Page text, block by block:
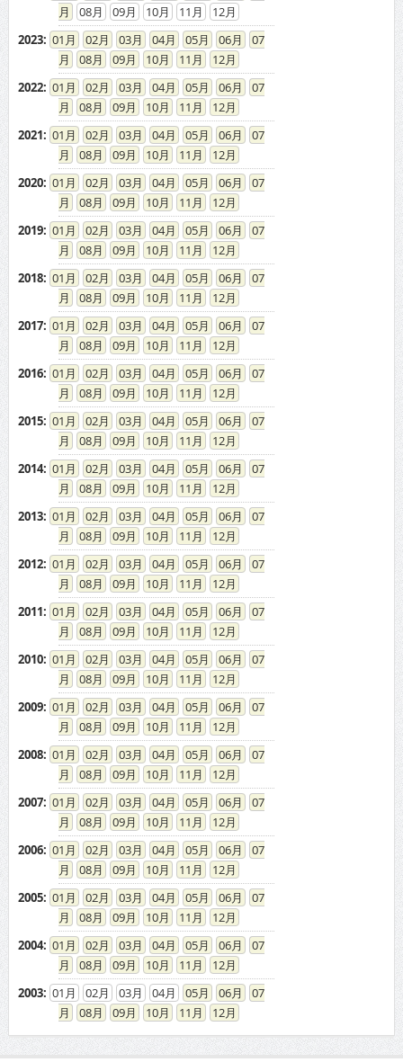
08 09 10 11
12
2023: 01 02 03 04 05 06
07
08
09 10 11
12
2022: 01 02 03 04 05 06
07
08
09 10 11
12
2021: 01 02 03 04 05 06
07
08
09 10 11
12
2020: 01 02 03 04 05 06
07
08
09 10 11
12
2019: 01 02 03 04 05 06
07
08
09 10 11
12
2018: 01 02 03 04 05 06
07
08
09 10 11
12
2017: 01 02 03 04 05 06
07
08
09 10 11
12
2016: 01 02 03 04 05 06
07
08
09 10 11
12
2015: 01 02 03 04 05 06
07
08
09 10 11
12
2014: 01 02 03 04 05 06
07
08
09 10 11
12
2013: 01 02 03 04 05 06
07
08
09 10 11
12
2012: 01 02 03 04 05 06
07
08
09 10 11
12
2011: 01 02 03 04 05 06
07
08
09 10 11
12
2010: 01 02 03 04 05 06
07
08
09 10 11
12
2009: 01 02 03 04 05 06
07
08
09 10 11
12
2008: 01 02 03 04 05 06
07
08
09 10 11
12
2007: 01 02 03 04 05 06
07
08
09 10 11
12
2006: 01 02 03 04 05 06
07
08
09 10 11
12
2005: 01 02 03 04 05 06
07
08
09 10 11
12
2004: 01 02 03 04 05 06
07
08
09 10 11
12
2003: 01 02 03 04 05 06
07
08
09 10 11 12